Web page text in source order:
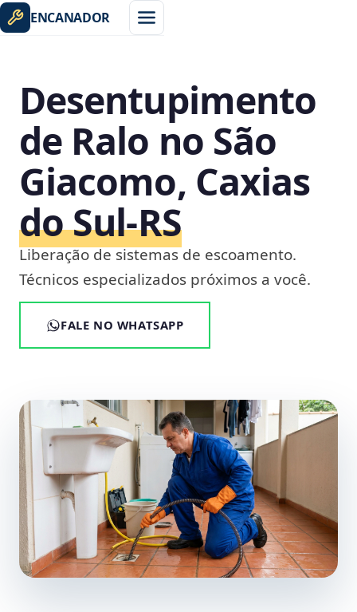
ENCANADOR
Desentupimento
de Ralo no São
Giacomo, Caxias
do Sul‑RS
Liberação de sistemas de escoamento.
Técnicos especializados próximos a você.
FALE NO WHATSAPP